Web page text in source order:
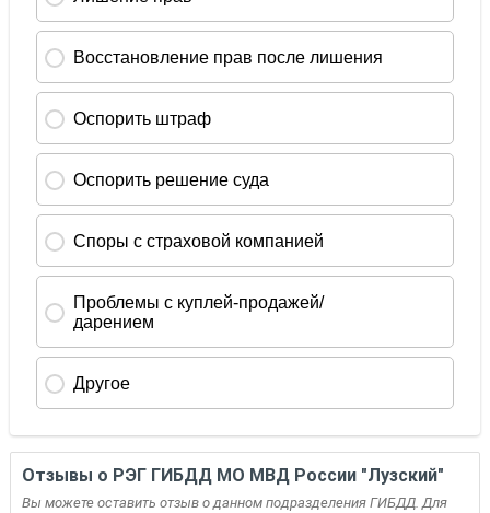
Отзывы о РЭГ ГИБДД МО МВД России "Лузский"
Вы можете оставить отзыв о данном подразделения ГИБДД. Для